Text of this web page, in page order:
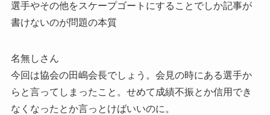
選手やその他をスケープゴートにすることでしか記事が
書けないのが問題の本質
名無しさん
今回は協会の田嶋会長でしょう。会見の時にある選手か
らと言ってしまったこと。せめて成績不振とか信用でき
なくなったとか言っとけばいいのに。